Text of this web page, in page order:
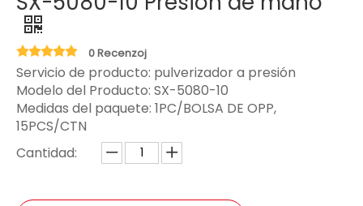
0 Recenzoj
Servicio de producto: pulverizador a presión
Modelo del Producto: SX-5080-10
Medidas del paquete: 1PC/BOLSA DE OPP,
15PCS/CTN
Cantidad: